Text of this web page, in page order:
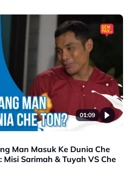
01:09
Man Masuk Ke Dunia Che
Misi Sarimah & Tuyah VS Che